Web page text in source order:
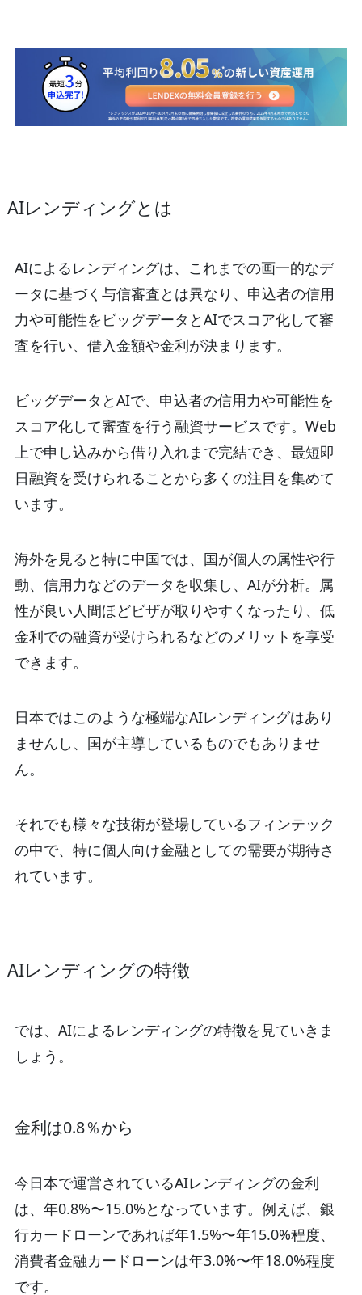
AIレンディングとは
AIによるレンディングは、これまでの画一的なデ
ータに基づく与信審査とは異なり、申込者の信用
力や可能性をビッグデータとAIでスコア化して審
査を行い、借入金額や金利が決まります。
ビッグデータとAIで、申込者の信用力や可能性を
スコア化して審査を行う融資サービスです。Web
上で申し込みから借り入れまで完結でき、最短即
日融資を受けられることから多くの注目を集めて
います。
海外を見ると特に中国では、国が個人の属性や行
動、信用力などのデータを収集し、AIが分析。属
性が良い人間ほどビザが取りやすくなったり、低
金利での融資が受けられるなどのメリットを享受
できます。
日本ではこのような極端なAIレンディングはあり
ませんし、国が主導しているものでもありませ
ん。
それでも様々な技術が登場しているフィンテック
の中で、特に個人向け金融としての需要が期待さ
れています。
AIレンディングの特徴
では、AIによるレンディングの特徴を見ていきま
しょう。
金利は0.8％から
今日本で運営されているAIレンディングの金利
は、年0.8%〜15.0%となっています。例えば、銀
行カードローンであれば年1.5%〜年15.0%程度、
消費者金融カードローンは年3.0%〜年18.0%程度
です。